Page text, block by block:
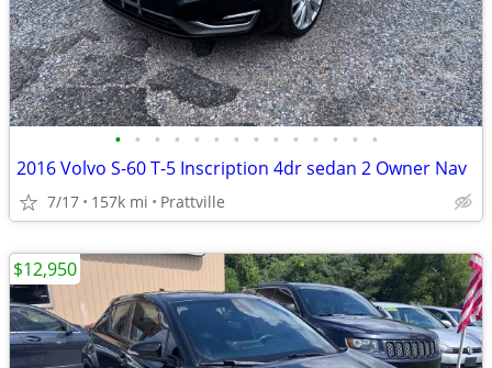
• • • • • • • • • • • • • •
2016 Volvo S-60 T-5 Inscription 4dr sedan 2 Owner Nav
7/17 157k mi Prattville
$12,950